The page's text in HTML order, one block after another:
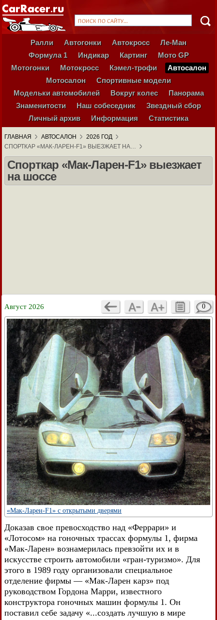
Ралли Автогонки Автокросс
Ле-Ман
Формула 1
Индикар Картинг
Мото GP
Мотогонки
Мотокросс Кэмел-трофи
Автосалон
Мотосалон
Спортивные модели
Модельки автомобилей
Вокруг колес
Панорама
Знаменитости
Наш собеседник
Звездный сбор
Личный архив
Информация Статистика
ГЛАВНАЯ АВТОСАЛОН
2026 ГОД
СПОРТКАР «МАК-ЛАРЕН-F1» ВЫЕЗЖАЕТ НА…
Спорткар «Мак-Ларен-F1» выезжает
на шоссе
Август 2026 0
«Мак-Ларен-F1» с открытыми дверями
Доказав свое превосходство над «Феррари» и
«Лотосом» на гоночных трассах формулы 1, фирма
«Мак-Ларен» вознамерилась превзойти их и в
искусстве строить автомобили «гран-туризмо». Для
этого в 1989 году организовали специальное
отделение фирмы — «Мак-Ларен карз» под
руководством Гордона Марри, известного
конструктора гоночных машин формулы 1. Он
поставил себе задачу «...создать лучшую в мире